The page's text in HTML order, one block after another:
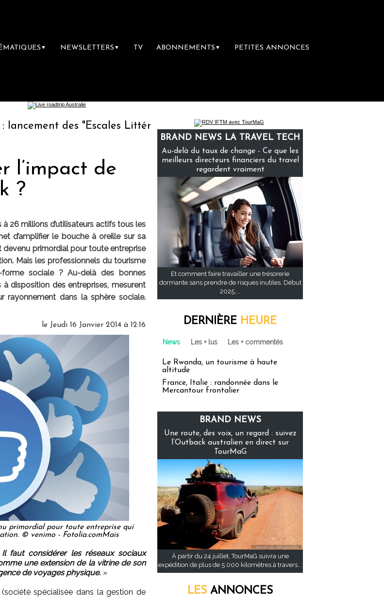
▼ NEWSLETTERS ▼ TV ABONNEMENTS ▼ PETITES ANNONCES
des "Escales Littéraires", la première librairie du voyage
l’impact de
?
26 millions d’utilisateurs actifs tous les
d’amplifier le bouche à oreille sur sa
devenu primordial pour toute entreprise
Mais les professionnels du tourisme
sociale ? Au-delà des bonnes
à disposition des entreprises, mesurent
rayonnement dans la sphère sociale.
le Jeudi 16 Janvier 2014 à 12:16
primordial pour toute entreprise qui
© venimo - Fotolia.comMais
Il faut considérer les réseaux sociaux
une extension de la vitrine de son
de voyages physique. »
(société spécialisée dans la gestion de
BRAND NEWS LA TRAVEL TECH
Au-delà du taux de change - Ce que les
meilleurs directeurs financiers du travel
regardent vraiment
Et comment faire travailler une trésorerie
dormante sans prendre de risques inutiles. Début
2025,...
DERNIÈRE HEURE
News Les + lus Les + commentés
Le Rwanda, un tourisme à haute
altitude
France, Italie : randonnée dans le
Mercantour frontalier
BRAND NEWS
Une route, des voix, un regard : suivez
l’Outback australien en direct sur
TourMaG
À partir du 24 juillet, TourMaG suivra une
expédition de plus de 5 000 kilomètres à travers...
LES ANNONCES